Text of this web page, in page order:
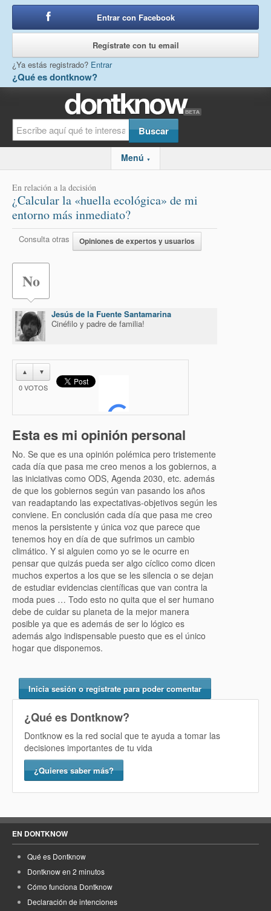
¿Qué es dontknow?
Entrar con Facebook
Regístrate con tu email
¿Ya estás registrado? Entrar
Menú ▼
En relación a la decisión
¿Calcular la «huella ecológica» de mi
entorno más inmediato?
Consulta otras Opiniones de expertos y usuarios
No
Jesús de la Fuente Santamarina
Cinéfilo y padre de familia!
▲ ▼
0VOTOS
Esta es mi opinión personal
No. Se que es una opinión polémica pero tristemente
cada día que pasa me creo menos a los gobiernos, a
las iniciativas como ODS, Agenda 2030, etc. además
de que los gobiernos según van pasando los años
van readaptando las expectativas-objetivos según les
conviene. En conclusión cada día que pasa me creo
menos la persistente y única voz que parece que
tenemos hoy en día de que sufrimos un cambio
climático. Y si alguien como yo se le ocurre en
pensar que quizás pueda ser algo cíclico como dicen
muchos expertos a los que se les silencia o se dejan
de estudiar evidencias científicas que van contra la
moda pues … Todo esto no quita que el ser humano
debe de cuidar su planeta de la mejor manera
posible ya que es además de ser lo lógico es
además algo indispensable puesto que es el único
hogar que disponemos.
Inicia sesión o regístrate para poder comentar
¿Qué es Dontknow?
Dontknow es la red social que te ayuda a tomar las
decisiones importantes de tu vida
¿Quieres saber más?
EN DONTKNOW
Qué es Dontknow
Dontknow en 2 minutos
Cómo funciona Dontknow
Declaración de intenciones